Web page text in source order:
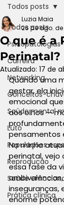
Todos posts
Psicopatologias
Carreira
Networking
Conceitos-
Saúde mental
Luto
Populações
Reprodução
Saúde
Prática clínica
Todos posts
O que é a
Perinatal?
Luzia Maia
26 de ago. de
Atualizado: 17 de
Quando uma
gestar, ela
emocional
aos olhos —
pensamentos
Na minha
perinatal, vejo
essa fase da
inseguranças,
enorme